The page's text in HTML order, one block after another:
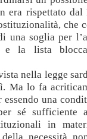
era rispettato dal
che
una soglia per
e la lista
nella legge
Ma lo fa
una
sé sufficiente
in
necessità